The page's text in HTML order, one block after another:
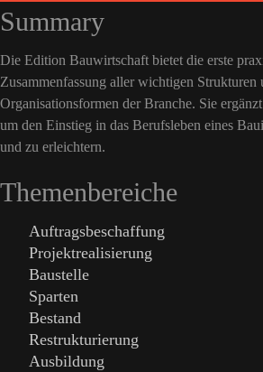
Summary
Die Edition Bauwirtschaft bietet die erste
Zusammenfassung aller wichtigen Strukturen
Organisationsformen der Branche. Sie
um den Einstieg in das Berufsleben eines
und zu erleichtern.
Themenbereiche
Auftragsbeschaffung
Projektrealisierung
Baustelle
Sparten
Bestand
Restrukturierung
Ausbildung